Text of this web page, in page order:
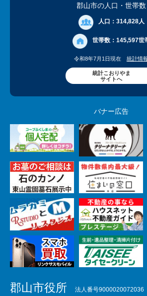
郡山市の人口 ・世帯数
人口： 314,828人
世帯数： 145,597世
令和8年7月1日現在 統計情
統計こおりやま
サイトへ
バナー広告
郡山市役所 法人番号9000020072036